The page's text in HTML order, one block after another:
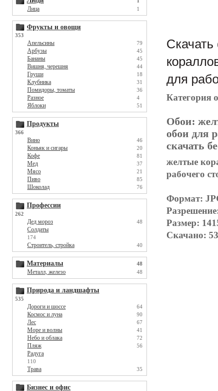
Лица 1
Фрукты и овощи
353
Апельсины 79
Арбузы 45
Бананы 45
Вишня, черешня 44
Груши 18
Клубника 31
Помидоры, томаты 36
Разное 4
Яблоки 51
Продукты
366
Вино 46
Коньяк и сигары 20
Кофе 81
Мед 37
Мясо 21
Пиво 85
Шоколад 76
Профессии
262
Дед мороз 48
Солдаты
174
Строитель, стройка 40
Материалы 48
Металл, железо 48
Природа и ландшафты
535
Дороги и шоссе 64
Космос и луна 90
Лес 67
Море и волны 41
Небо и облака 72
Пляж 56
Радуга
110
Трава 35
Бизнес и офис
для
Категория
Обои:
обои для
скачать
желтые
рабочего
Формат:
Размер:
Скачано: